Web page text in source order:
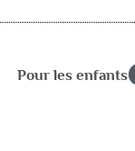
Pour les enfants